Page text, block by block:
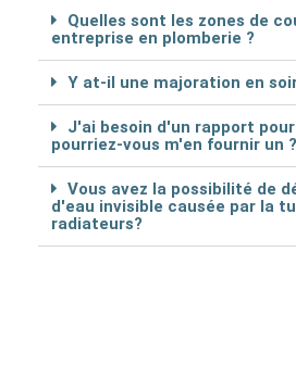
Quelles sont les zones de
entreprise en plomberie ?
Y at-il une majoration en
J'ai besoin d'un rapport
pourriez-vous m'en fournir un ?
Vous avez la possibilité de
d'eau invisible causée par la
radiateurs?